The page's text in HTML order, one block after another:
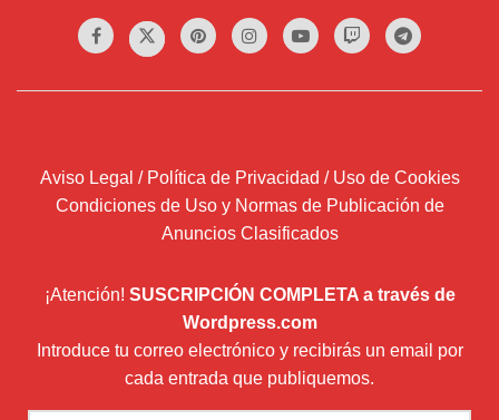
Aviso Legal / Política de Privacidad / Uso de Cookies
Condiciones de Uso y Normas de Publicación de
Anuncios Clasificados
¡Atención! SUSCRIPCIÓN COMPLETA a través de
Wordpress.com
Introduce tu correo electrónico y recibirás un email por
cada entrada que publiquemos.